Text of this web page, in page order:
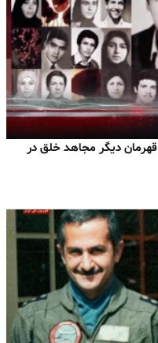
حماسه نبرد فرمانده سیاوش سیفی و ۴۰قهرمان دیگر مجاهد خلق در